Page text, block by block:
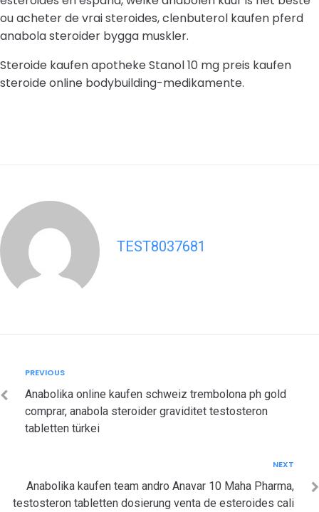
ou acheter de vrai steroides, clenbuterol kaufen pferd
anabola steroider bygga muskler.
Steroide kaufen apotheke Stanol 10 mg preis kaufen
steroide online bodybuilding-medikamente.
TEST8037681
navigation
Previous
PREVIOUS
Anabolika online kaufen schweiz trembolona ph gold
comprar, anabola steroider graviditet testosteron
tabletten türkei
NEXT
Anabolika kaufen team andro Anavar 10 Maha Pharma,
testosteron tabletten dosierung venta de esteroides cali